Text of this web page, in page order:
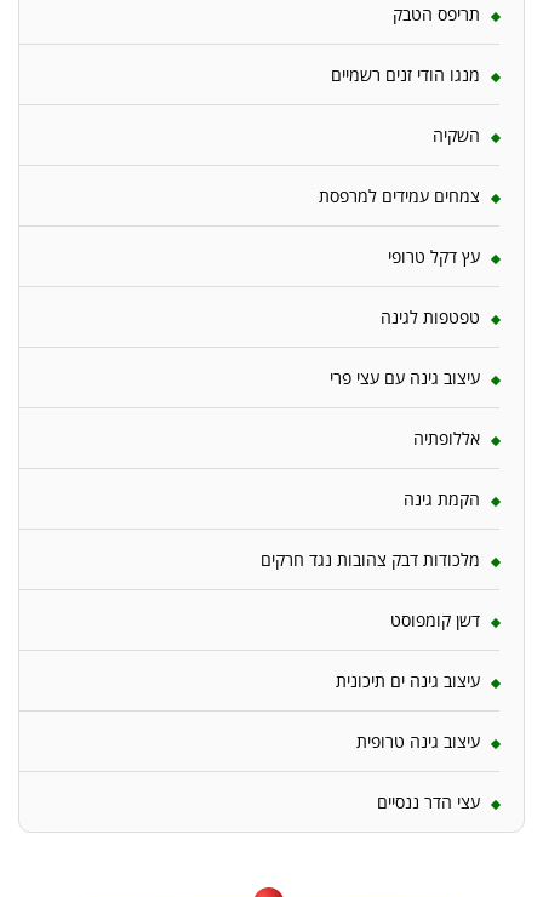
תריפס הטבק
מנגו הודי זנים רשמיים
השקיה
צמחים עמידים למרפסת
עץ דקל טרופי
טפטפות לגינה
עיצוב גינה עם עצי פרי
אללופתיה
הקמת גינה
מלכודות דבק צהובות נגד חרקים
דשן קומפוסט
עיצוב גינה ים תיכונית
עיצוב גינה טרופית
עצי הדר ננסיים